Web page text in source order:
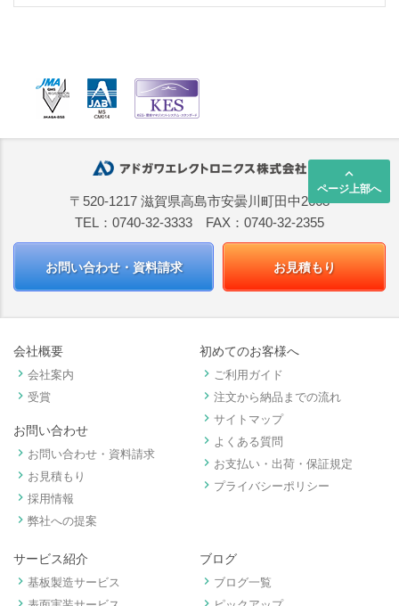
keyboard_arrow_up
ページ上部へ
〒520-1217 滋賀県高島市安曇川町田中2668
TEL：0740-32-3333 FAX：0740-32-2355
お問い合わせ・資料請求 お見積もり
会社概要
keyboard_arrow_right 会社案内
keyboard_arrow_right 受賞
お問い合わせ
keyboard_arrow_right お問い合わせ・資料請求
keyboard_arrow_right お見積もり
keyboard_arrow_right 採用情報
keyboard_arrow_right 弊社への提案
初めてのお客様へ
keyboard_arrow_right ご利用ガイド
keyboard_arrow_right 注文から納品までの流れ
keyboard_arrow_right サイトマップ
keyboard_arrow_right よくある質問
keyboard_arrow_right お支払い・出荷・保証規定
keyboard_arrow_right プライバシーポリシー
サービス紹介
keyboard_arrow_right 基板製造サービス
ブログ
keyboard_arrow_right ブログ一覧